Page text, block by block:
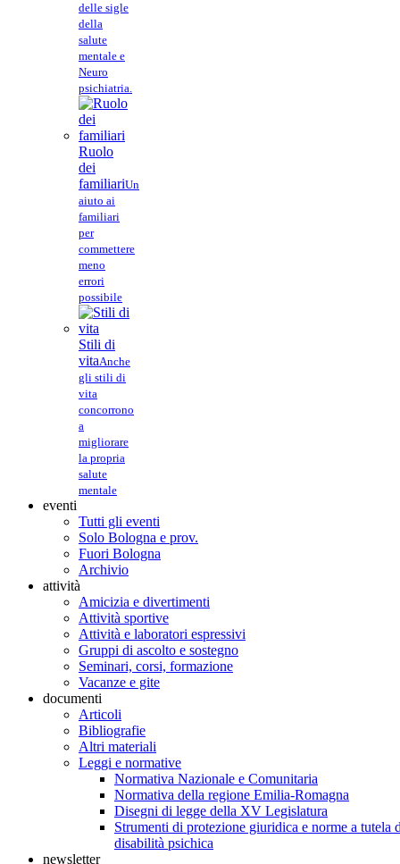
delle sigle
della
salute
mentale e
Neuro
psichiatria.
Ruolo
dei
familiariUn
aiuto ai
familiari
per
commettere
meno
errori
possibile
Stili di
vitaAnche
gli stili di
vita
concorrono
a
migliorare
la propria
salute
mentale
eventi
Tutti gli eventi
Solo Bologna e prov.
Fuori Bologna
Archivio
attività
Amicizia e divertimenti
Attività sportive
Attività e laboratori espressivi
Gruppi di ascolto e sostegno
Seminari, corsi, formazione
Vacanze e gite
documenti
Articoli
Bibliografie
Altri materiali
Leggi e normative
Normativa Nazionale e Comunitaria
Normativa della regione Emilia-Romagna
Disegni di legge della XV Legislatura
Strumenti di protezione giuridica e norme a tutela
disabilità psichica
newsletter